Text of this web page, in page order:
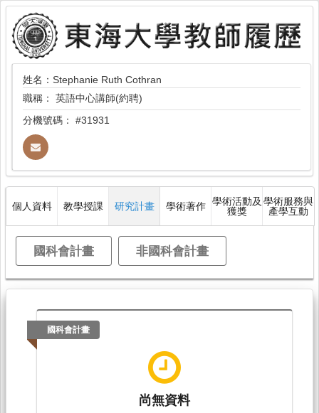
姓名：Stephanie Ruth Cothran
職稱： 英語中心講師(約聘)
分機號碼： #31931
個人資料 教學授課 研究計畫 學術著作 學術活動及
獲獎
學術服務與
產學互動
國科會計畫 非國科會計畫
國科會計畫
尚無資料